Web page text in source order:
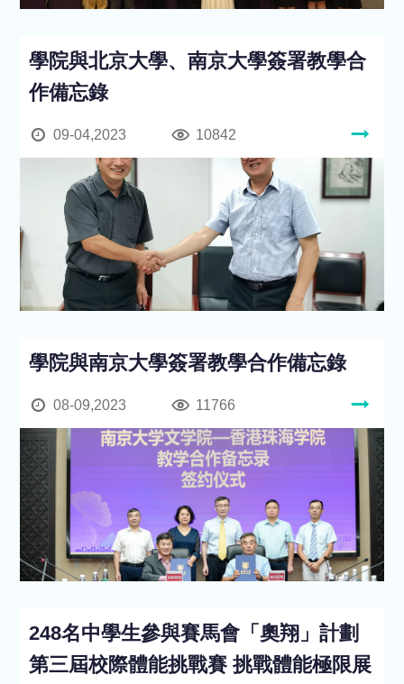
學院與北京大學、南京大學簽署教學合
作備忘錄
09-04,2023 10842
學院與南京大學簽署教學合作備忘錄
08-09,2023 11766
248名中學生參與賽馬會「奧翔」計劃
第三屆校際體能挑戰賽 挑戰體能極限展